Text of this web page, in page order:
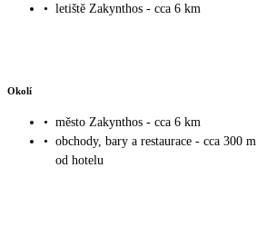
• letiště Zakynthos - cca 6 km
Okolí
• město Zakynthos - cca 6 km
• obchody, bary a restaurace - cca 300 m
od hotelu